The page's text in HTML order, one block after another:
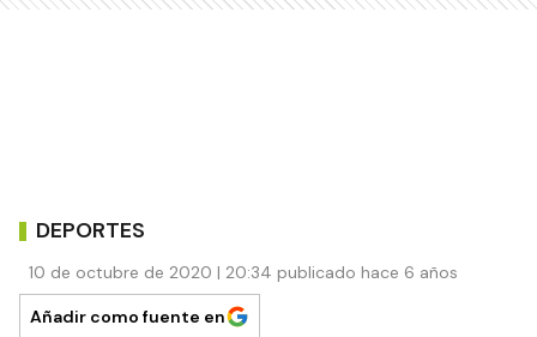
DEPORTES
10 de octubre de 2020 | 20:34 publicado hace 6 años
Añadir como fuente en